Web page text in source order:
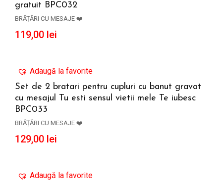
gratuit BPC032
BRĂȚĂRI CU MESAJE ❤️
119,00 lei
Adaugă la favorite
Set de 2 bratari pentru cupluri cu banut gravat
cu mesajul Tu esti sensul vietii mele Te iubesc
BPC033
BRĂȚĂRI CU MESAJE ❤️
129,00 lei
Adaugă la favorite